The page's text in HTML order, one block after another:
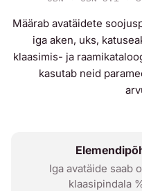
Määrab avatäidete
iga aken, uks,
klaasimis- ja
kasutab neid
Iga avatäide saab
klaasipindala